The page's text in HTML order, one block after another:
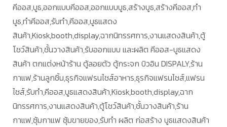
คีออส,บูธ,ออกแบบคีออส,ออกแบบบูธ,สร้างบูธ,สร้างคีออส,ทำ
บูธ,ทำคีออส,รับทำ,คีออส,บูธแสดง
สินค้า,Kiosk,booth,display,ฉากนิทรรศการ,งานแสดงสินค้า,ตู้
โชว์สินค้า,ชั้นวางสินค้า,รับออกแบบ และผลิต คีออส-บูธแสดง
สินค้า ตกแต่งหน้าร้าน ตู้ลอยตัว ตู้กระจก บิวอิน DISPALY,ร้าน
กาแฟ,ร้านลูกชิ้น,ธุรกิจแฟรนไชส์อาหาร,ธุรกิจแฟรนไชส์,แฟรน
ไชส์,รับทำ,คีออส,บูธแสดงสินค้า,Kiosk,booth,display,ฉาก
นิทรรศการ,งานแสดงสินค้า,ตู้โชว์สินค้า,ชั้นวางสินค้า,ร้าน
กาแฟ,ซุ้มกาแฟ ซุ้มขายของ,รับทำ ผลิต ก่อสร้าง บูธแสดงสินค้า